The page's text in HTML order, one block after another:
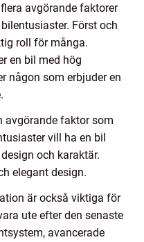
avgörande faktorer
Först och
roll för många.
en bil med hög
någon som erbjuder en
avgörande faktor som
vill ha en bil
och karaktär.
elegant design.
är också viktiga för
ute efter den senaste
avancerade